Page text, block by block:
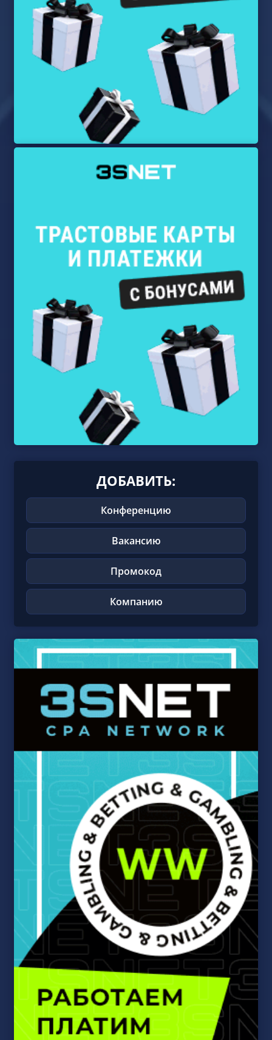
ДОБАВИТЬ:
Конференцию
Вакансию
Промокод
Компанию